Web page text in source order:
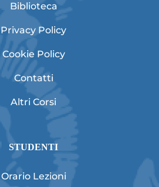
Biblioteca
Privacy Policy
Cookie Policy
Contatti
Altri Corsi
STUDENTI
Orario Lezioni